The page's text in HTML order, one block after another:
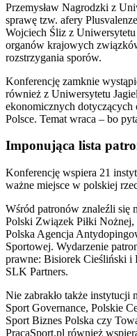
Przemysław Nagrodzki z
sprawę tzw. afery
Wojciech Śliz z
organów krajowych
rozstrzygania sporów.
Konferencję zamknie
również z Uniwersytetu
ekonomicznych
Polsce. Temat wraca – bo
Imponująca lista
Konferencję wspiera 21
ważne miejsce w polskiej
Wśród patronów znaleźli się
Polski Związek Piłki
Polska Agencja
Sportowej. Wydarzenie
prawne: Bisiorek Cieśliński i
SLK Partners.
Nie zabrakło także
Sport Governance, Polskie
Sport Biznes Polska czy
PracaSport.pl również